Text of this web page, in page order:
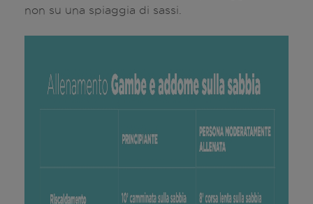
non su una spiaggia di sassi.